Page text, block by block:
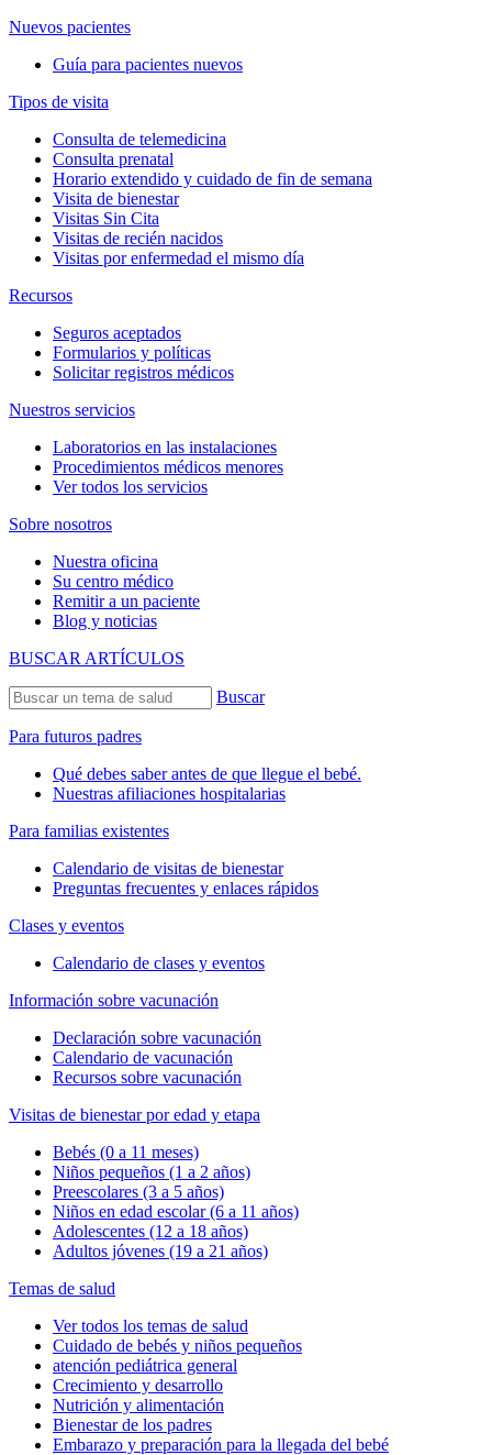
Nuevos pacientes
Guía para pacientes nuevos
Tipos de visita
Consulta de telemedicina
Consulta prenatal
Horario extendido y cuidado de fin de semana
Visita de bienestar
Visitas Sin Cita
Visitas de recién nacidos
Visitas por enfermedad el mismo día
Recursos
Seguros aceptados
Formularios y políticas
Solicitar registros médicos
Nuestros servicios
Laboratorios en las instalaciones
Procedimientos médicos menores
Ver todos los servicios
Sobre nosotros
Nuestra oficina
Su centro médico
Remitir a un paciente
Blog y noticias
BUSCAR ARTÍCULOS
Buscar
Para futuros padres
Qué debes saber antes de que llegue el bebé.
Nuestras afiliaciones hospitalarias
Para familias existentes
Calendario de visitas de bienestar
Preguntas frecuentes y enlaces rápidos
Clases y eventos
Calendario de clases y eventos
Información sobre vacunación
Declaración sobre vacunación
Calendario de vacunación
Recursos sobre vacunación
Visitas de bienestar por edad y etapa
Bebés (0 a 11 meses)
Niños pequeños (1 a 2 años)
Preescolares (3 a 5 años)
Niños en edad escolar (6 a 11 años)
Adolescentes (12 a 18 años)
Adultos jóvenes (19 a 21 años)
Temas de salud
Ver todos los temas de salud
Cuidado de bebés y niños pequeños
atención pediátrica general
Crecimiento y desarrollo
Nutrición y alimentación
Bienestar de los padres
Embarazo y preparación para la llegada del bebé